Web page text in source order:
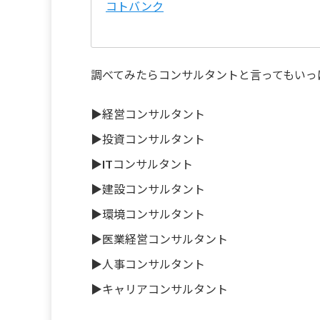
コトバンク
調べてみたらコンサルタントと言ってもいっ
▶︎経営コンサルタント
▶︎投資コンサルタント
▶︎ITコンサルタント
▶︎建設コンサルタント
▶︎環境コンサルタント
▶︎医業経営コンサルタント
▶︎人事コンサルタント
▶︎キャリアコンサルタント